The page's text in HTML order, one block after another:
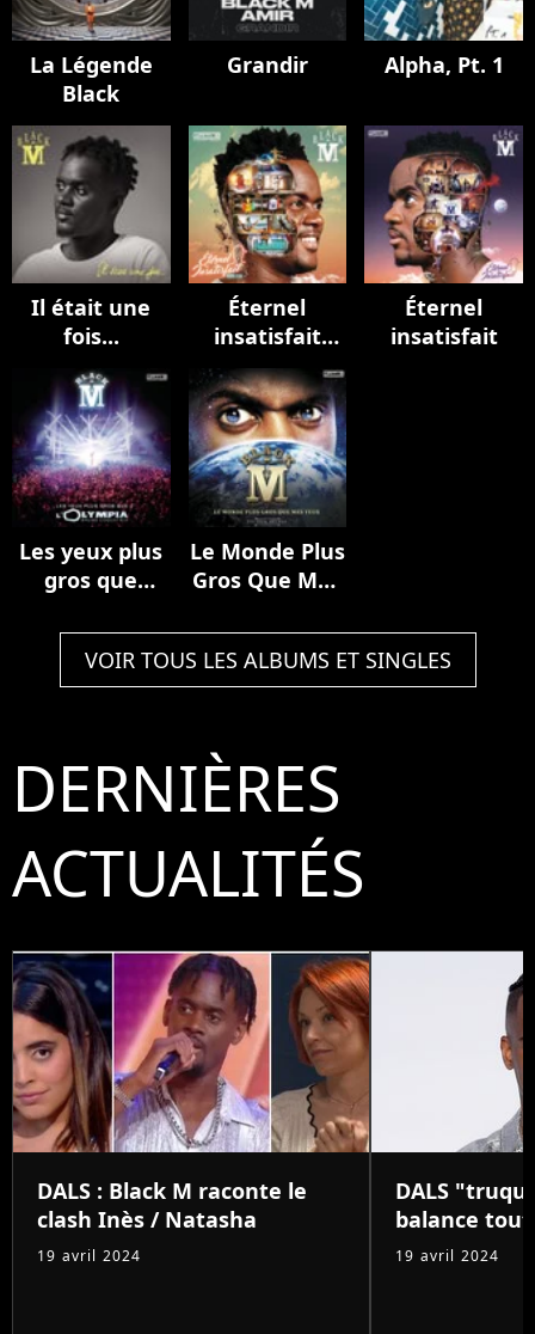
La Légende
Black
Grandir Alpha, Pt. 1
Il était une
fois...
Éternel
insatisfait
(Réédition)
Éternel
insatisfait
Les yeux plus
gros que
(Live)
Le Monde Plus
Gros Que Mes
VOIR TOUS LES ALBUMS ET SINGLES
DERNIÈRES
ACTUALITÉS
DALS : Black M raconte le
clash Inès / Natasha
19 avril 2024
DALS
balance tout
19 avril 2024